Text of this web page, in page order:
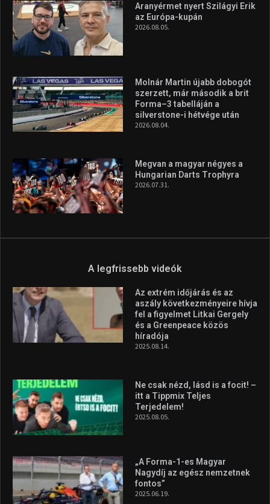
Aranyérmet nyert Szilágyi Erik
az Európa-kupán
2026.08.05.
Molnár Martin újabb dobogót
szerzett, már második a brit
Forma–3 tabelláján a
silverstone-i hétvége után
2026.08.04.
Megvan a magyar négyes a
Hungarian Darts Trophyra
2026.07.31.
A legfrissebb videók
Az extrém időjárás és az
aszály következményeire hívja
fel a figyelmet Litkai Gergely
és a Greenpeace közös
híradója
2025.08.14.
Ne csak nézd, lásd is a focit! –
itt a Tippmix Teljes
Terjedelem!
2025.08.05.
„A Forma-1-es Magyar
Nagydíj az egész nemzetnek
fontos”
2025.06.19.